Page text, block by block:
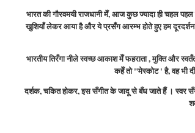
भारतकी गौरवमयी राजधानीमेँ,आज कुछ ज्यादा ही चहल पहल
खुशियाँ लेकर आया है और ये प्रसँग आरम्भ होते हुए हम
भारतीय तिरँगा नीले स्वच्छ आकाश मेँ फहराता , मुक्ति और
कहेँ तो "मेस्कोट 'है,वह भी
दर्शक, चकित होकर, इस सँगीत के जादू से बँध जाते हैँ । स्वर